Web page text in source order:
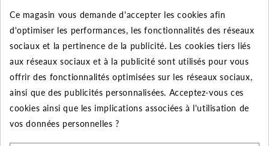
OUI
Clapet anti-
retour intégré
OUI
Type de
sécurité
Protection thermo-
ampèremetrique
CONSTRUCTION POMPE
Ce magasin vous demande d'accepter les cookies afin
d'optimiser les performances, les fonctionnalités des réseaux
sociaux et la pertinence de la publicité. Les cookies tiers liés
aux réseaux sociaux et à la publicité sont utilisés pour vous
offrir des fonctionnalités optimisées sur les réseaux sociaux,
ainsi que des publicités personnalisées. Acceptez-vous ces
cookies ainsi que les implications associées à l'utilisation de
vos données personnelles ?